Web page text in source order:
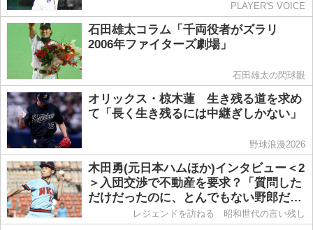
PLAYER'S VOICE
石田雄太コラム「千両役者がズラリ
2006年ファイターズ劇場」
石田雄太の閃球眼
オリックス・椋木蓮 生き残る道を求め
て「長く生き残るには中継ぎしかない」
野球浪漫2026
木田勇(元日本ハムほか)インタビュー＜2
＞入団交渉で不動産を要求？「質問した
だけだったのに、とんでもない野郎だと
思われた(笑)」レジェンドを訪ねる 昭和世代の言い残し